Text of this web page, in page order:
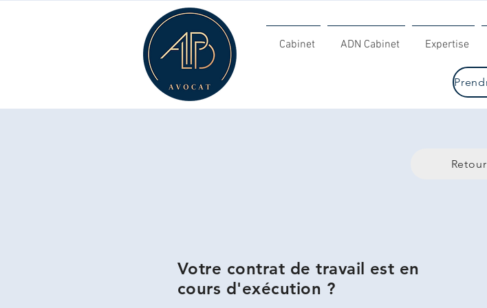
Cabinet ADN Cabinet Expertise
Retour
Votre contrat de travail est en
cours d'exécution ?